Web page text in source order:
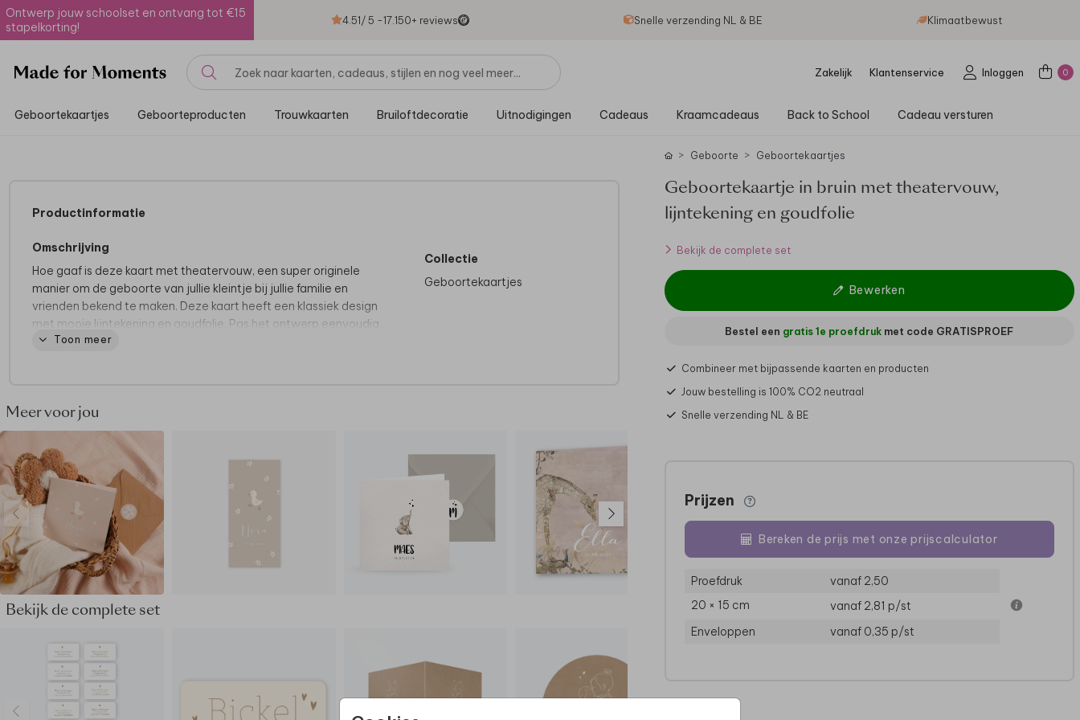
Ontwerp jouw schoolset en ontvang tot €15
stapelkorting!
4.51/ 5 -17.150+ reviews Snelle verzending NL & BE Klimaatbewust
Zakelijk Klantenservice Inloggen 0
Geboortekaartjes Geboorteproducten Trouwkaarten Bruiloftdecoratie Uitnodigingen Cadeaus Kraamcadeaus Back to School Cadeau versturen
Productinformatie
Omschrijving
Hoe gaaf is deze kaart met theatervouw, een super originele
manier om de geboorte van jullie kleintje bij jullie familie en
vrienden bekend te maken. Deze kaart heeft een klassiek design
met mooie lijntekening en goudfolie. Pas het ontwerp eenvoudig
aan in de online editor.
verschuiven, waardoor ze niet exact op gelijke hoogte worden
gedrukt.
Dit geboortekaartje maakt deel uit van
stijl.
Toon meer
Collectie
Geboortekaartjes
Meer voor jou
Bekijk de complete set
Geboorte Geboortekaartjes
Geboortekaartje in bruin met theatervouw,
lijntekening en goudfolie
Bekijk de complete set
Bewerken
Bestel een gratis 1e proefdruk met code GRATISPROEF
Combineer met bijpassende kaarten en producten
Jouw bestelling is 100% CO2 neutraal
Snelle verzending NL & BE
Prijzen
Bereken de prijs met onze prijscalculator
Proefdruk
vanaf 2,50
20 × 15 cm
vanaf 2,81 p/st
Enveloppen
vanaf 0,35 p/st